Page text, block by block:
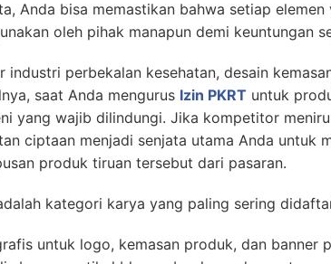
Anda bisa memastikan bahwa setiap
oleh pihak manapun demi keuntungan
industri perbekalan kesehatan, desain
saat Anda mengurus Izin PKRT untuk
yang wajib dilindungi. Jika kompetitor
ciptaan menjadi senjata utama Anda untuk
produk tiruan tersebut dari pasaran.
kategori karya yang paling sering
untuk logo, kemasan produk, dan banner